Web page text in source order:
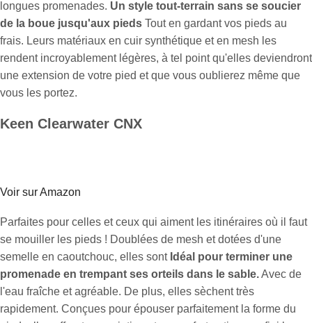
longues promenades. Un style tout-terrain sans se soucier
de la boue jusqu'aux pieds Tout en gardant vos pieds au
frais. Leurs matériaux en cuir synthétique et en mesh les
rendent incroyablement légères, à tel point qu'elles deviendront
une extension de votre pied et que vous oublierez même que
vous les portez.
Keen Clearwater CNX
Voir sur Amazon
Parfaites pour celles et ceux qui aiment les itinéraires où il faut
se mouiller les pieds ! Doublées de mesh et dotées d'une
semelle en caoutchouc, elles sont Idéal pour terminer une
promenade en trempant ses orteils dans le sable.Avec de
l'eau fraîche et agréable. De plus, elles sèchent très
rapidement. Conçues pour épouser parfaitement la forme du